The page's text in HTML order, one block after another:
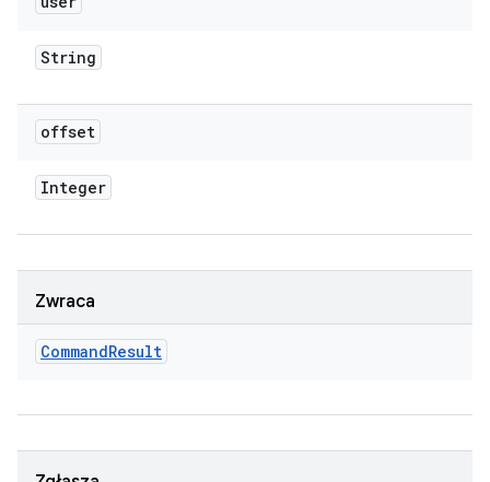
String
offset
Integer
Zwraca
CommandResult